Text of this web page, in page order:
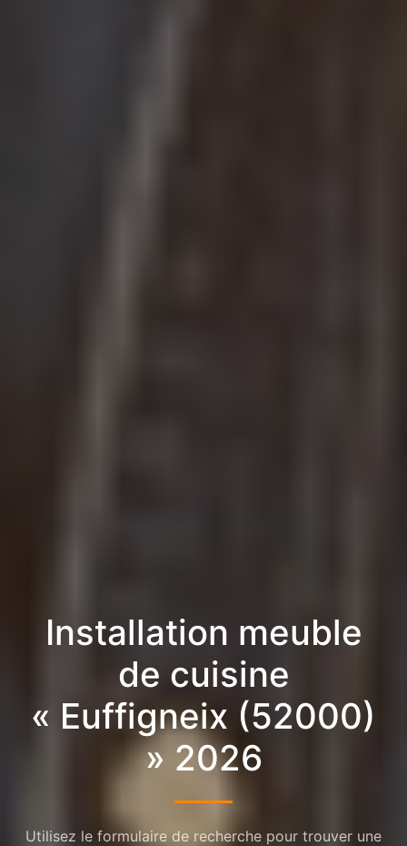
Installation meuble
de cuisine
« Euffigneix (52000)
» 2026
Utilisez le formulaire de recherche pour trouver une